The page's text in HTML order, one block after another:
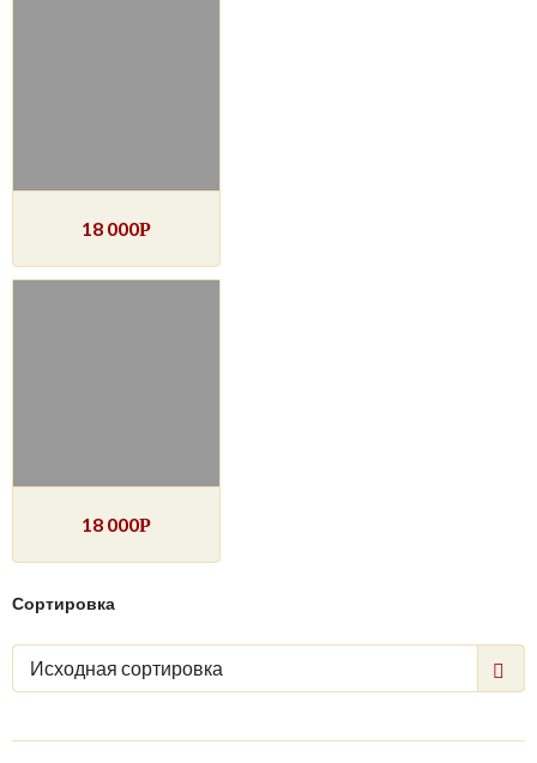
18 000Р
18 000Р
Сортировка
Исходная сортировка